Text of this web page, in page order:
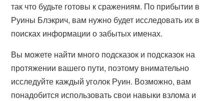
так что будьте готовы к сражениям. По прибытии в
Руины Блэкрич, вам нужно будет исследовать их в
поисках информации о забытых именах.
Вы можете найти много подсказок и подсказок на
протяжении вашего пути, поэтому внимательно
исследуйте каждый уголок Руин. Возможно, вам
понадобится использовать свои навыки взлома и